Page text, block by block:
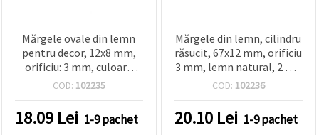
Mărgele ovale din lemn
pentru decor, 12x8 mm,
orificiu: 3 mm, culoare
lemn natur – 20 bucăți
COD: 102235
18.09 Lei 1-9 pachet
Mărgele din lemn, cilindru
răsucit, 67x12 mm, orificiu
3 mm, lemn natural, 2 buc
— pentru bijuterii,
COD: 102236
20.10 Lei 1-9 pachet